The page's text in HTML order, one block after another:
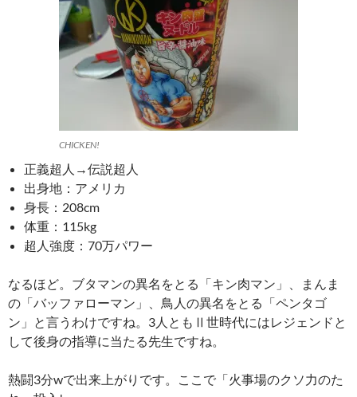
CHICKEN!
正義超人→伝説超人
出身地：アメリカ
身長：208cm
体重：115kg
超人強度：70万パワー
なるほど。ブタマンの異名をとる「キン肉マン」、まんま
の「バッファローマン」、鳥人の異名をとる「ペンタゴ
ン」と言うわけですね。3人ともⅡ世時代にはレジェンドと
して後身の指導に当たる先生ですね。
熱闘3分wで出来上がりです。ここで「火事場のクソ力のた